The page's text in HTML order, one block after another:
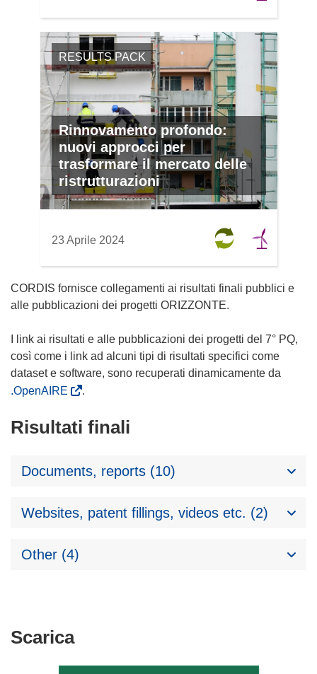
RESULTS PACK
Rinnovamento profondo:
nuovi approcci per
trasformare il mercato delle
ristrutturazioni
23 Aprile 2024
CORDIS fornisce collegamenti ai risultati finali pubblici e
alle pubblicazioni dei progetti ORIZZONTE.
I link ai risultati e alle pubblicazioni dei progetti del 7° PQ,
così come i link ad alcuni tipi di risultati specifici come
dataset e software, sono recuperati dinamicamente da
.OpenAIRE
.
Risultati finali
Documents, reports (10)
Websites, patent fillings, videos etc. (2)
Other (4)
ScaricaScarica